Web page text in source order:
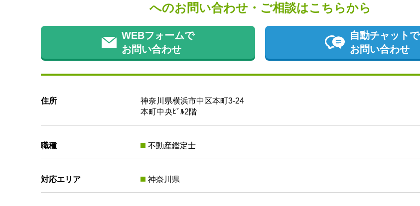
へのお問い合わせ・ご相談はこちらから
WEBフォームで
お問い合わせ
自動チャットで
お問い合わせ
住所
神奈川県横浜市中区本町3-24
本町中央ﾋﾞﾙ2階
職種 不動産鑑定士
対応エリア 神奈川県